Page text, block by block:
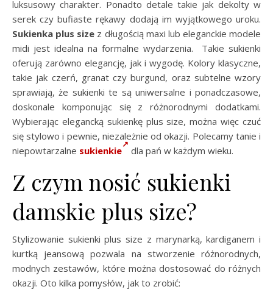
luksusowy charakter. Ponadto detale takie jak dekolty w
serek czy bufiaste rękawy dodają im wyjątkowego uroku.
Sukienka plus size z długością maxi lub eleganckie modele
midi jest idealna na formalne wydarzenia. Takie sukienki
oferują zarówno elegancję, jak i wygodę. Kolory klasyczne,
takie jak czerń, granat czy burgund, oraz subtelne wzory
sprawiają, że sukienki te są uniwersalne i ponadczasowe,
doskonale komponując się z różnorodnymi dodatkami.
Wybierając elegancką sukienkę plus size, można więc czuć
się stylowo i pewnie, niezależnie od okazji. Polecamy tanie i
niepowtarzalne sukienkie dla pań w każdym wieku.
Z czym nosić sukienki
damskie plus size?
Stylizowanie sukienki plus size z marynarką, kardiganem i
kurtką jeansową pozwala na stworzenie różnorodnych,
modnych zestawów, które można dostosować do różnych
okazji. Oto kilka pomysłów, jak to zrobić: